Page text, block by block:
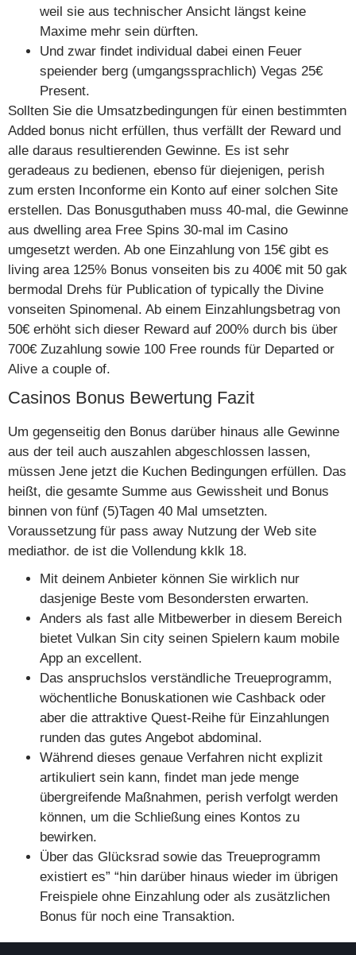
weil sie aus technischer Ansicht längst keine
Maxime mehr sein dürften.
Und zwar findet individual dabei einen Feuer
speiender berg (umgangssprachlich) Vegas 25€
Present.
Sollten Sie die Umsatzbedingungen für einen bestimmten
Added bonus nicht erfüllen, thus verfällt der Reward und
alle daraus resultierenden Gewinne. Es ist sehr
geradeaus zu bedienen, ebenso für diejenigen, perish
zum ersten Inconforme ein Konto auf einer solchen Site
erstellen. Das Bonusguthaben muss 40-mal, die Gewinne
aus dwelling area Free Spins 30-mal im Casino
umgesetzt werden. Ab one Einzahlung von 15€ gibt es
living area 125% Bonus vonseiten bis zu 400€ mit 50 gak
bermodal Drehs für Publication of typically the Divine
vonseiten Spinomenal. Ab einem Einzahlungsbetrag von
50€ erhöht sich dieser Reward auf 200% durch bis über
700€ Zuzahlung sowie 100 Free rounds für Departed or
Alive a couple of.
Casinos Bonus Bewertung Fazit
Um gegenseitig den Bonus darüber hinaus alle Gewinne
aus der teil auch auszahlen abgeschlossen lassen,
müssen Jene jetzt die Kuchen Bedingungen erfüllen. Das
heißt, die gesamte Summe aus Gewissheit und Bonus
binnen von fünf (5)Tagen 40 Mal umsetzten.
Voraussetzung für pass away Nutzung der Web site
mediathor. de ist die Vollendung kklk 18.
Mit deinem Anbieter können Sie wirklich nur
dasjenige Beste vom Besondersten erwarten.
Anders als fast alle Mitbewerber in diesem Bereich
bietet Vulkan Sin city seinen Spielern kaum mobile
App an excellent.
Das anspruchslos verständliche Treueprogramm,
wöchentliche Bonuskationen wie Cashback oder
aber die attraktive Quest-Reihe für Einzahlungen
runden das gutes Angebot abdominal.
Während dieses genaue Verfahren nicht explizit
artikuliert sein kann, findet man jede menge
übergreifende Maßnahmen, perish verfolgt werden
können, um die Schließung eines Kontos zu
bewirken.
Über das Glücksrad sowie das Treueprogramm
existiert es” “hin darüber hinaus wieder im übrigen
Freispiele ohne Einzahlung oder als zusätzlichen
Bonus für noch eine Transaktion.